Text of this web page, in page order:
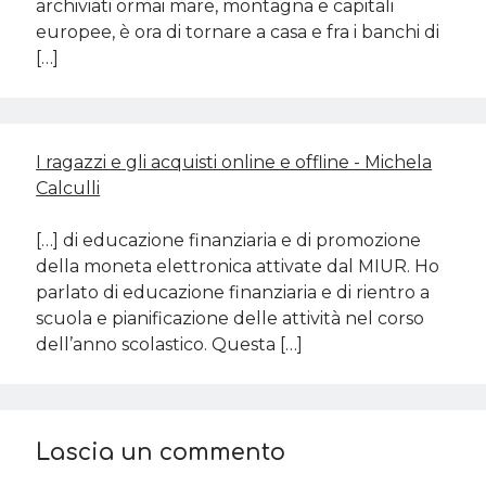
archiviati ormai mare, montagna e capitali
europee, è ora di tornare a casa e fra i banchi di
[…]
I ragazzi e gli acquisti online e offline - Michela
Calculli
[…] di educazione finanziaria e di promozione
della moneta elettronica attivate dal MIUR. Ho
parlato di educazione finanziaria e di rientro a
scuola e pianificazione delle attività nel corso
dell’anno scolastico. Questa […]
Lascia un commento